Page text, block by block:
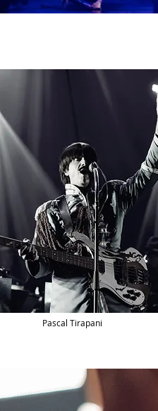
Pascal Tirapani